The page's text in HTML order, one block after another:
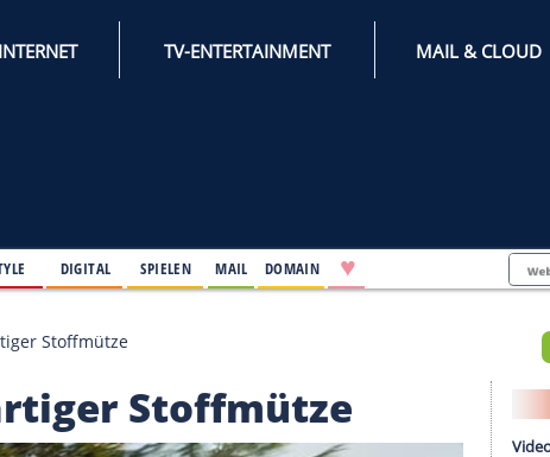
INTERNET TV-ENTERTAINMENT
neuartiger Stoffmütze